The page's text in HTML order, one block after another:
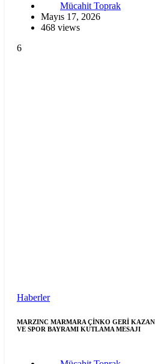
Mücahit Toprak
Mayıs 17, 2026
468 views
6
Haberler
MARZINC MARMARA ÇİNKO GERİ
VE SPOR BAYRAMI KUTLAMA MESAJI